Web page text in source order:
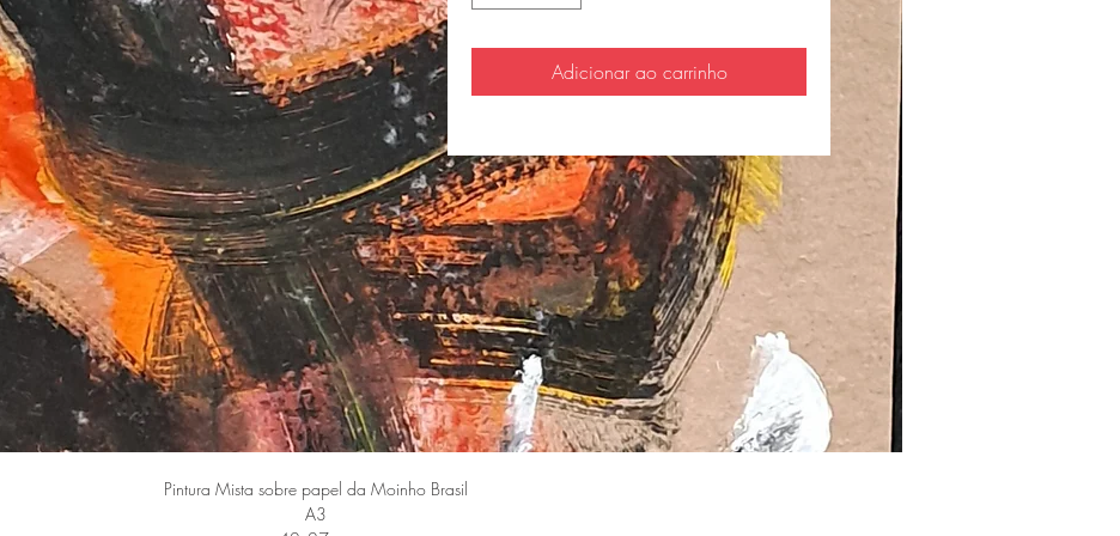
Adicionar ao carrinho
Pintura Mista sobre papel da Moinho Brasil
A3